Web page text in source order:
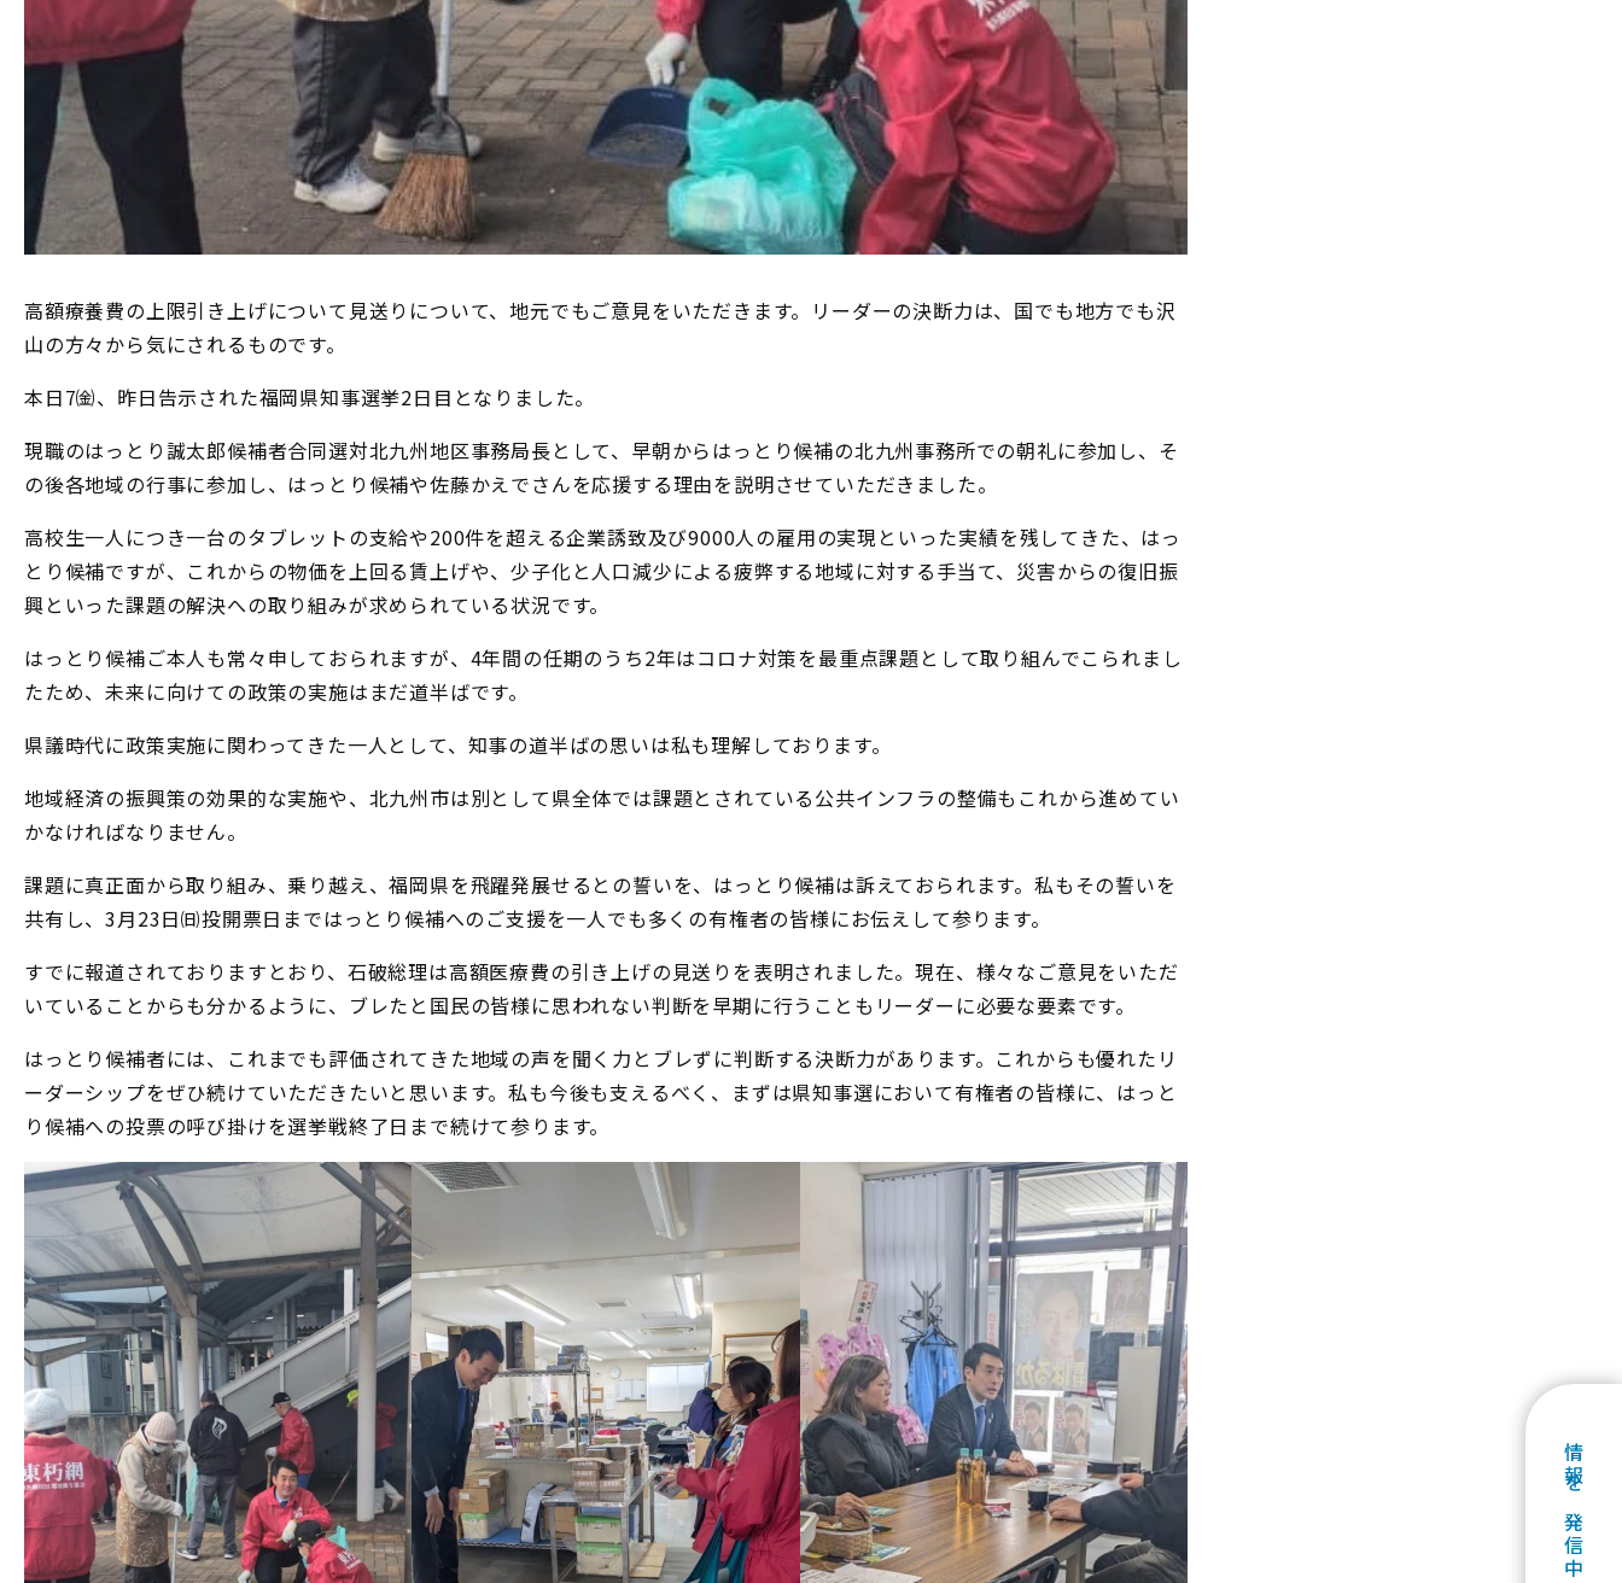
情報を発信中
高額療養費の上限引き上げについて見送りについて、地元でもご意見をいただきます。リーダーの決断力は、国でも地方でも沢
山の方々から気にされるものです。
本日7㈮、昨日告示された福岡県知事選挙2日目となりました。
現職のはっとり誠太郎候補者合同選対北九州地区事務局長として、早朝からはっとり候補の北九州事務所での朝礼に参加し、そ
の後各地域の行事に参加し、はっとり候補や佐藤かえでさんを応援する理由を説明させていただきました。
高校生一人につき一台のタブレットの支給や200件を超える企業誘致及び9000人の雇用の実現といった実績を残してきた、はっ
とり候補ですが、これからの物価を上回る賃上げや、少子化と人口減少による疲弊する地域に対する手当て、災害からの復旧振
興といった課題の解決への取り組みが求められている状況です。
はっとり候補ご本人も常々申しておられますが、4年間の任期のうち2年はコロナ対策を最重点課題として取り組んでこられまし
たため、未来に向けての政策の実施はまだ道半ばです。
県議時代に政策実施に関わってきた一人として、知事の道半ばの思いは私も理解しております。
地域経済の振興策の効果的な実施や、北九州市は別として県全体では課題とされている公共インフラの整備もこれから進めてい
かなければなりません。
課題に真正面から取り組み、乗り越え、福岡県を飛躍発展せるとの誓いを、はっとり候補は訴えておられます。私もその誓いを
共有し、3月23日㈰投開票日まではっとり候補へのご支援を一人でも多くの有権者の皆様にお伝えして参ります。
すでに報道されておりますとおり、石破総理は高額医療費の引き上げの見送りを表明されました。現在、様々なご意見をいただ
いていることからも分かるように、ブレたと国民の皆様に思われない判断を早期に行うこともリーダーに必要な要素です。
はっとり候補者には、これまでも評価されてきた地域の声を聞く力とブレずに判断する決断力があります。これからも優れたリ
ーダーシップをぜひ続けていただきたいと思います。私も今後も支えるべく、まずは県知事選において有権者の皆様に、はっと
り候補への投票の呼び掛けを選挙戦終了日まで続けて参ります。